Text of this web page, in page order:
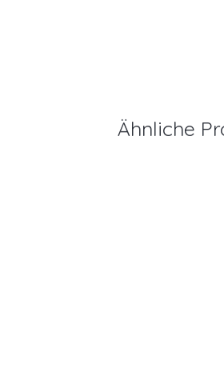
Ähnliche